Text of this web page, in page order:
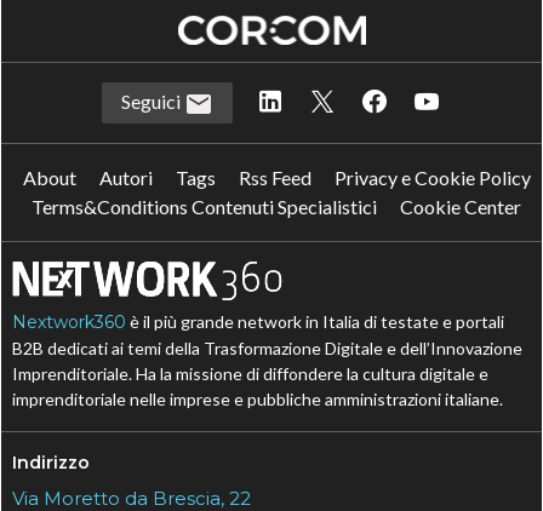
Seguici
About Autori Tags Rss Feed
Privacy e Cookie Policy
Terms&Conditions Contenuti Specialistici
Cookie Center
Nextwork360 è il più grande network in Italia di testate e portali
B2B dedicati ai temi della Trasformazione Digitale e dell’Innovazione
Imprenditoriale. Ha la missione di diffondere la cultura digitale e
imprenditoriale nelle imprese e pubbliche amministrazioni italiane.
Indirizzo
Via Moretto da Brescia, 22